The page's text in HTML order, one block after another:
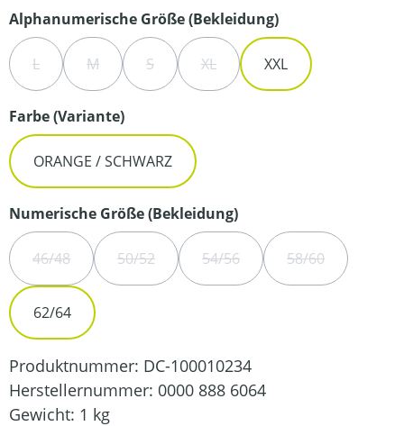
Alphanumerische Größe (Bekleidung)auswählen
L(DIESE OPTION IST ZURZEIT NICHT VERFÜGBAR.)
M(DIESE OPTION IST ZURZEIT NICHT VERFÜGBAR.)
S(DIESE OPTION IST ZURZEIT NICHT
XL(DIESE OPTION IST ZURZEIT
XXL
Farbe (Variante)auswählen
ORANGE / SCHWARZ
Numerische Größe (Bekleidung)auswählen
46/48(DIESE OPTION IST ZURZEIT NICHT VERFÜGBAR.)
50/52(DIESE OPTION IST ZURZEIT NICHT
54/56(DIESE OPTION IST ZURZEIT
58/60(DIESE OPTION
62/64
Produktnummer: DC-100010234
Herstellernummer: 0000 888 6064
Gewicht: 1 kg